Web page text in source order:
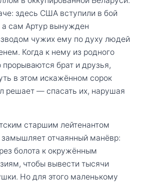
здесь США вступили в бой
сам Артур вынужден
чужих ему по духу людей
Когда к нему из родного
брат и друзья,
в этом искажённом сорок
решает — спасать их, нарушая
старшим лейтенантом
отчаянный манёвр:
болота к окружённым
чтобы вывести тысячи
Но для этого маленькому